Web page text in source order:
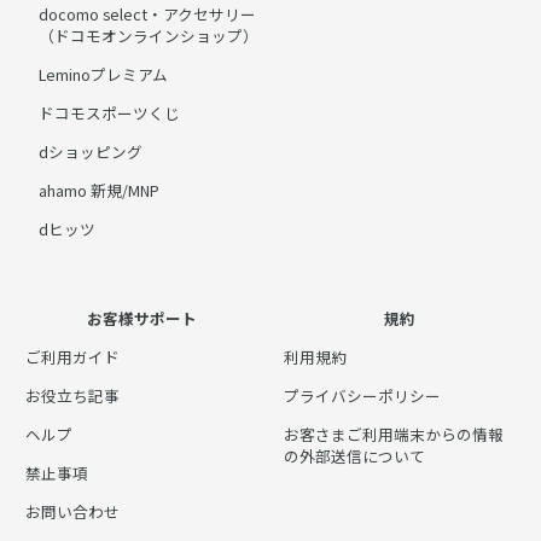
docomo select・アクセサリー
（ドコモオンラインショップ）
Leminoプレミアム
ドコモスポーツくじ
dショッピング
ahamo 新規/MNP
dヒッツ
お客様サポート
ご利用ガイド
お役立ち記事
ヘルプ
禁止事項
お問い合わせ
規約
利用規約
プライバシーポリシー
お客さまご利用端末からの情報
の外部送信について